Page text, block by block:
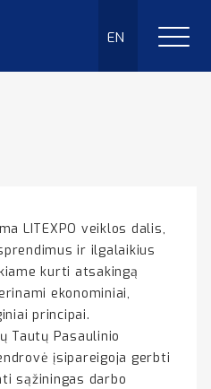
EN
LITEXPO veiklos dalis,
ir ilgalaikius
kurti atsakingą
ekonominiai,
principai.
Tautų Pasaulinio
įsipareigoja gerbti
sąžiningas darbo